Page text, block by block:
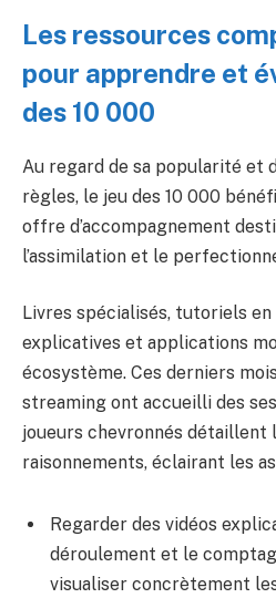
Les ressources
pour apprendre et
des 10 000
Au regard de sa popularité et
règles, le jeu des 10 000
offre d’accompagnement
l’assimilation et le
Livres spécialisés, tutoriels en
explicatives et applications
écosystème. Ces derniers
streaming ont accueilli des
joueurs chevronnés détaillent
raisonnements, éclairant les
Regarder des vidéos
déroulement et le
visualiser concrètement